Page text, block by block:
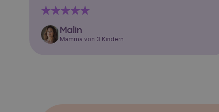
Malin
Mamma von 3 Kindern